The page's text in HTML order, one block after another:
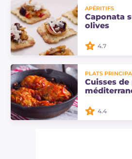
délicieuses,
peu
entrée parfaite
APÉRITIFS
Caponata
olives
aux olives est
végétarien
4.7
PLATS
Cuisses
4.4